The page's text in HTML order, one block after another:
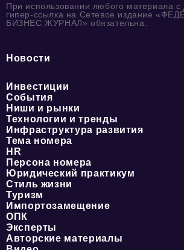
При использовании любого материала с
гипер-ссылка на Сетевое издание
БИЗНЕС ЖУРНАЛ» обязательна.
Новости
Инвестиции
События
Ниши и рынки
Технологии и тренды
Инфраструктура развития
Тема номера
HR
Персона номера
Юридический практикум
Стиль жизни
Туризм
Импортозамещение
ОПК
Эксперты
Авторские материалы